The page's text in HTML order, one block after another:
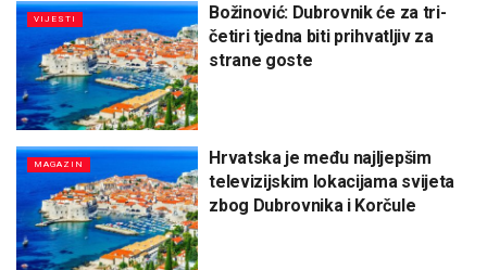
VIJESTI
Božinović: Dubrovnik će za tri-
četiri tjedna biti prihvatljiv za
strane goste
MAGAZIN
Hrvatska je među najljepšim
televizijskim lokacijama svijeta
zbog Dubrovnika i Korčule